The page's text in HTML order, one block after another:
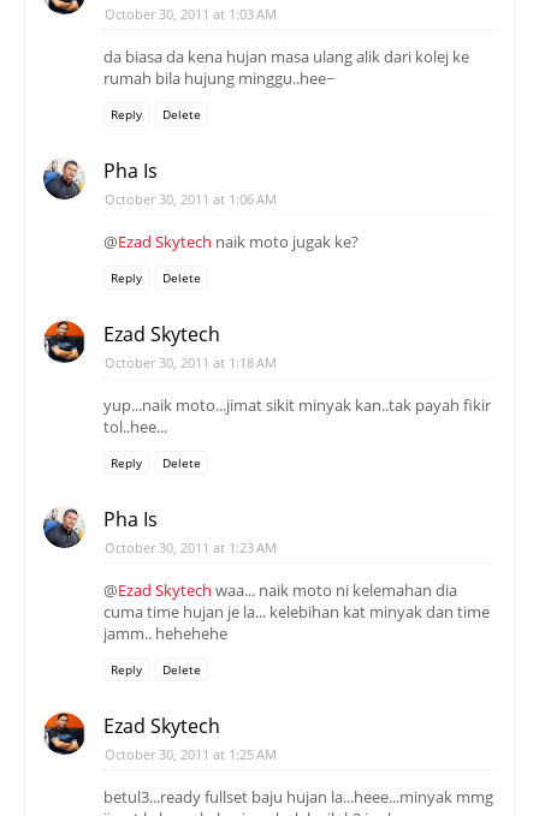
October 30, 2011 at 1:03 AM
da biasa da kena hujan masa ulang alik dari kolej ke
rumah bila hujung minggu..hee~
Reply Delete
Pha Is
October 30, 2011 at 1:06 AM
@Ezad Skytech naik moto jugak ke?
Reply Delete
Ezad Skytech
October 30, 2011 at 1:18 AM
yup...naik moto...jimat sikit minyak kan..tak payah fikir
tol..hee...
Reply Delete
Pha Is
October 30, 2011 at 1:23 AM
@Ezad Skytech waa... naik moto ni kelemahan dia
cuma time hujan je la... kelebihan kat minyak dan time
jamm.. hehehehe
Reply Delete
Ezad Skytech
October 30, 2011 at 1:25 AM
betul3...ready fullset baju hujan la...heee...minyak mmg